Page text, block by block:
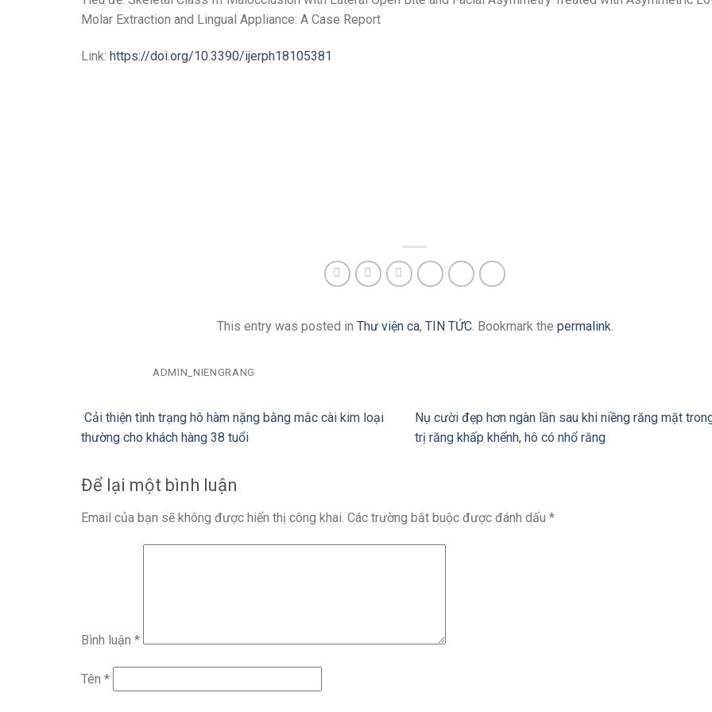
Molar Extraction and Lingual Appliance: A Case Report
Link: https://doi.org/10.3390/ijerph18105381
This entry was posted in Thư viện ca, TIN TỨC. Bookmark the permalink.
ADMIN_NIENGRANG
Cải thiện tình trạng hô hàm nặng bằng mắc cài kim loại
thường cho khách hàng 38 tuổi
Nụ cười đẹp hơn ngàn lần sau khi niềng răng mặt
trị răng khấp khểnh, hô có nhổ răng
Để lại một bình luận
Email của bạn sẽ không được hiển thị công khai. Các trường bắt buộc được đánh dấu *
Bình luận *
Tên *